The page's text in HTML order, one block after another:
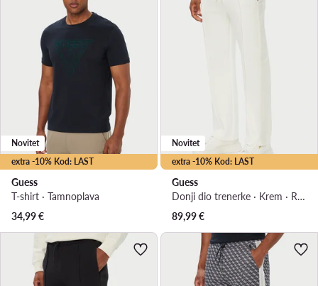
extra -10% Kod: LAST
Novitet
Guess
T-shirt · Tamnoplava
34,99€
extra -10% Kod: LAST
Novitet
Guess
Donji dio trenerke · Krem · Regular Fit
89,99€